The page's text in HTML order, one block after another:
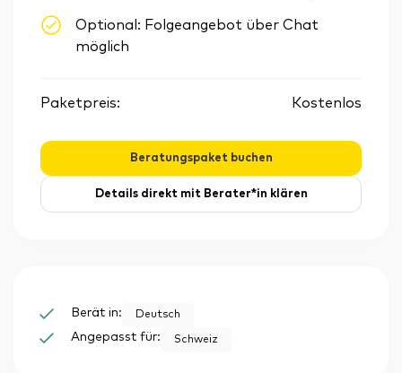
Optional: Folgeangebot über Chat
möglich
Paketpreis: Kostenlos
Beratungspaket buchen
Details direkt mit Berater*in klären
Berät in: Deutsch
Angepasst für: Schweiz